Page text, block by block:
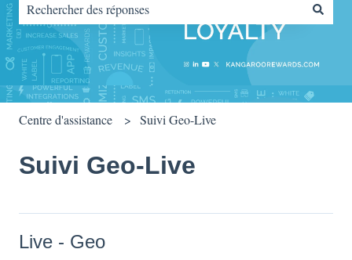
Il n'y a aucune suggestion car le champ de recherche est vide.
Centre d'assistance Suivi Geo-Live
Suivi Geo-Live
Live - Geo